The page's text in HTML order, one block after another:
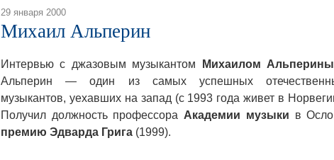
29 января 2000
Михаил Альперин
Интервью с джазовым музыкантом
Михаилом
Альперин — один из самых успешных
музыкантов, уехавших на запад (с 1993 года живет в
Получил должность профессора Академии музыки в
премию Эдварда Грига (1999).